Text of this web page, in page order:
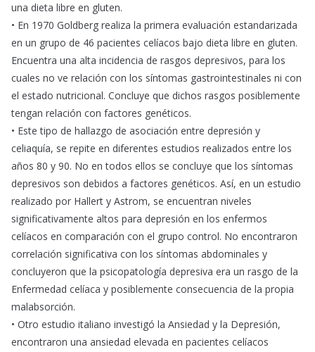
una dieta libre en gluten.
• En 1970 Goldberg realiza la primera evaluación estandarizada
en un grupo de 46 pacientes celíacos bajo dieta libre en gluten.
Encuentra una alta incidencia de rasgos depresivos, para los
cuales no ve relación con los síntomas gastrointestinales ni con
el estado nutricional. Concluye que dichos rasgos posiblemente
tengan relación con factores genéticos.
• Este tipo de hallazgo de asociación entre depresión y
celiaquía, se repite en diferentes estudios realizados entre los
años 80 y 90. No en todos ellos se concluye que los síntomas
depresivos son debidos a factores genéticos. Así, en un estudio
realizado por Hallert y Astrom, se encuentran niveles
significativamente altos para depresión en los enfermos
celíacos en comparación con el grupo control. No encontraron
correlación significativa con los síntomas abdominales y
concluyeron que la psicopatología depresiva era un rasgo de la
Enfermedad celíaca y posiblemente consecuencia de la propia
malabsorción.
• Otro estudio italiano investigó la Ansiedad y la Depresión,
encontraron una ansiedad elevada en pacientes celíacos